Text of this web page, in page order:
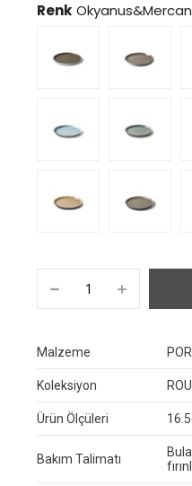
Renk Okyanus&Mercan
Malzeme
Koleksiyon
Ürün Ölçüleri
Bakım Talimatı